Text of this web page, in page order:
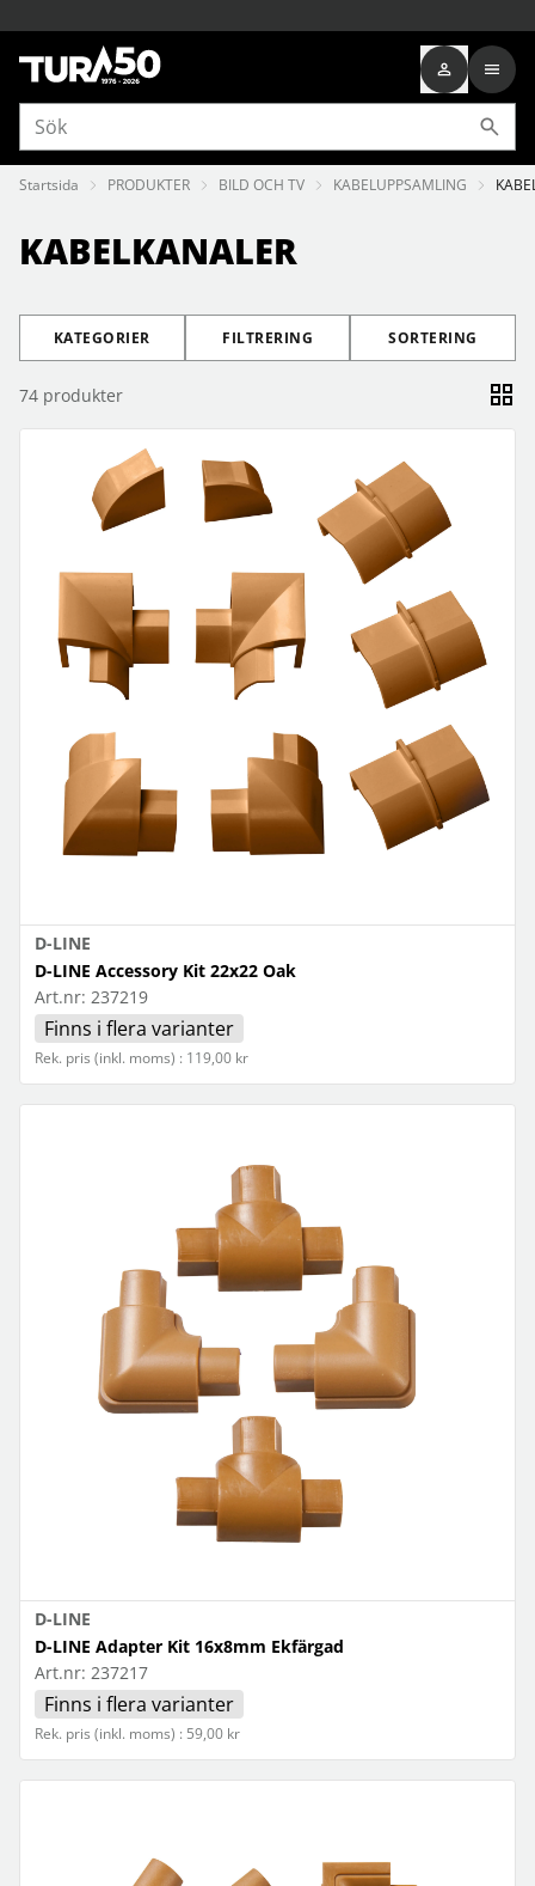
Startsida PRODUKTER BILD OCH TV KABELUPPSAMLING
KABELKANALER
KATEGORIER FILTRERING SORTERING
74 produkter
D-LINE
D-LINE Accessory Kit 22x22 Oak
Art.nr: 237219
Finns i flera varianter
Rek. pris (inkl. moms) : 119,00 kr
D-LINE
D-LINE Adapter Kit 16x8mm Ekfärgad
Art.nr: 237217
Finns i flera varianter
Rek. pris (inkl. moms) : 59,00 kr